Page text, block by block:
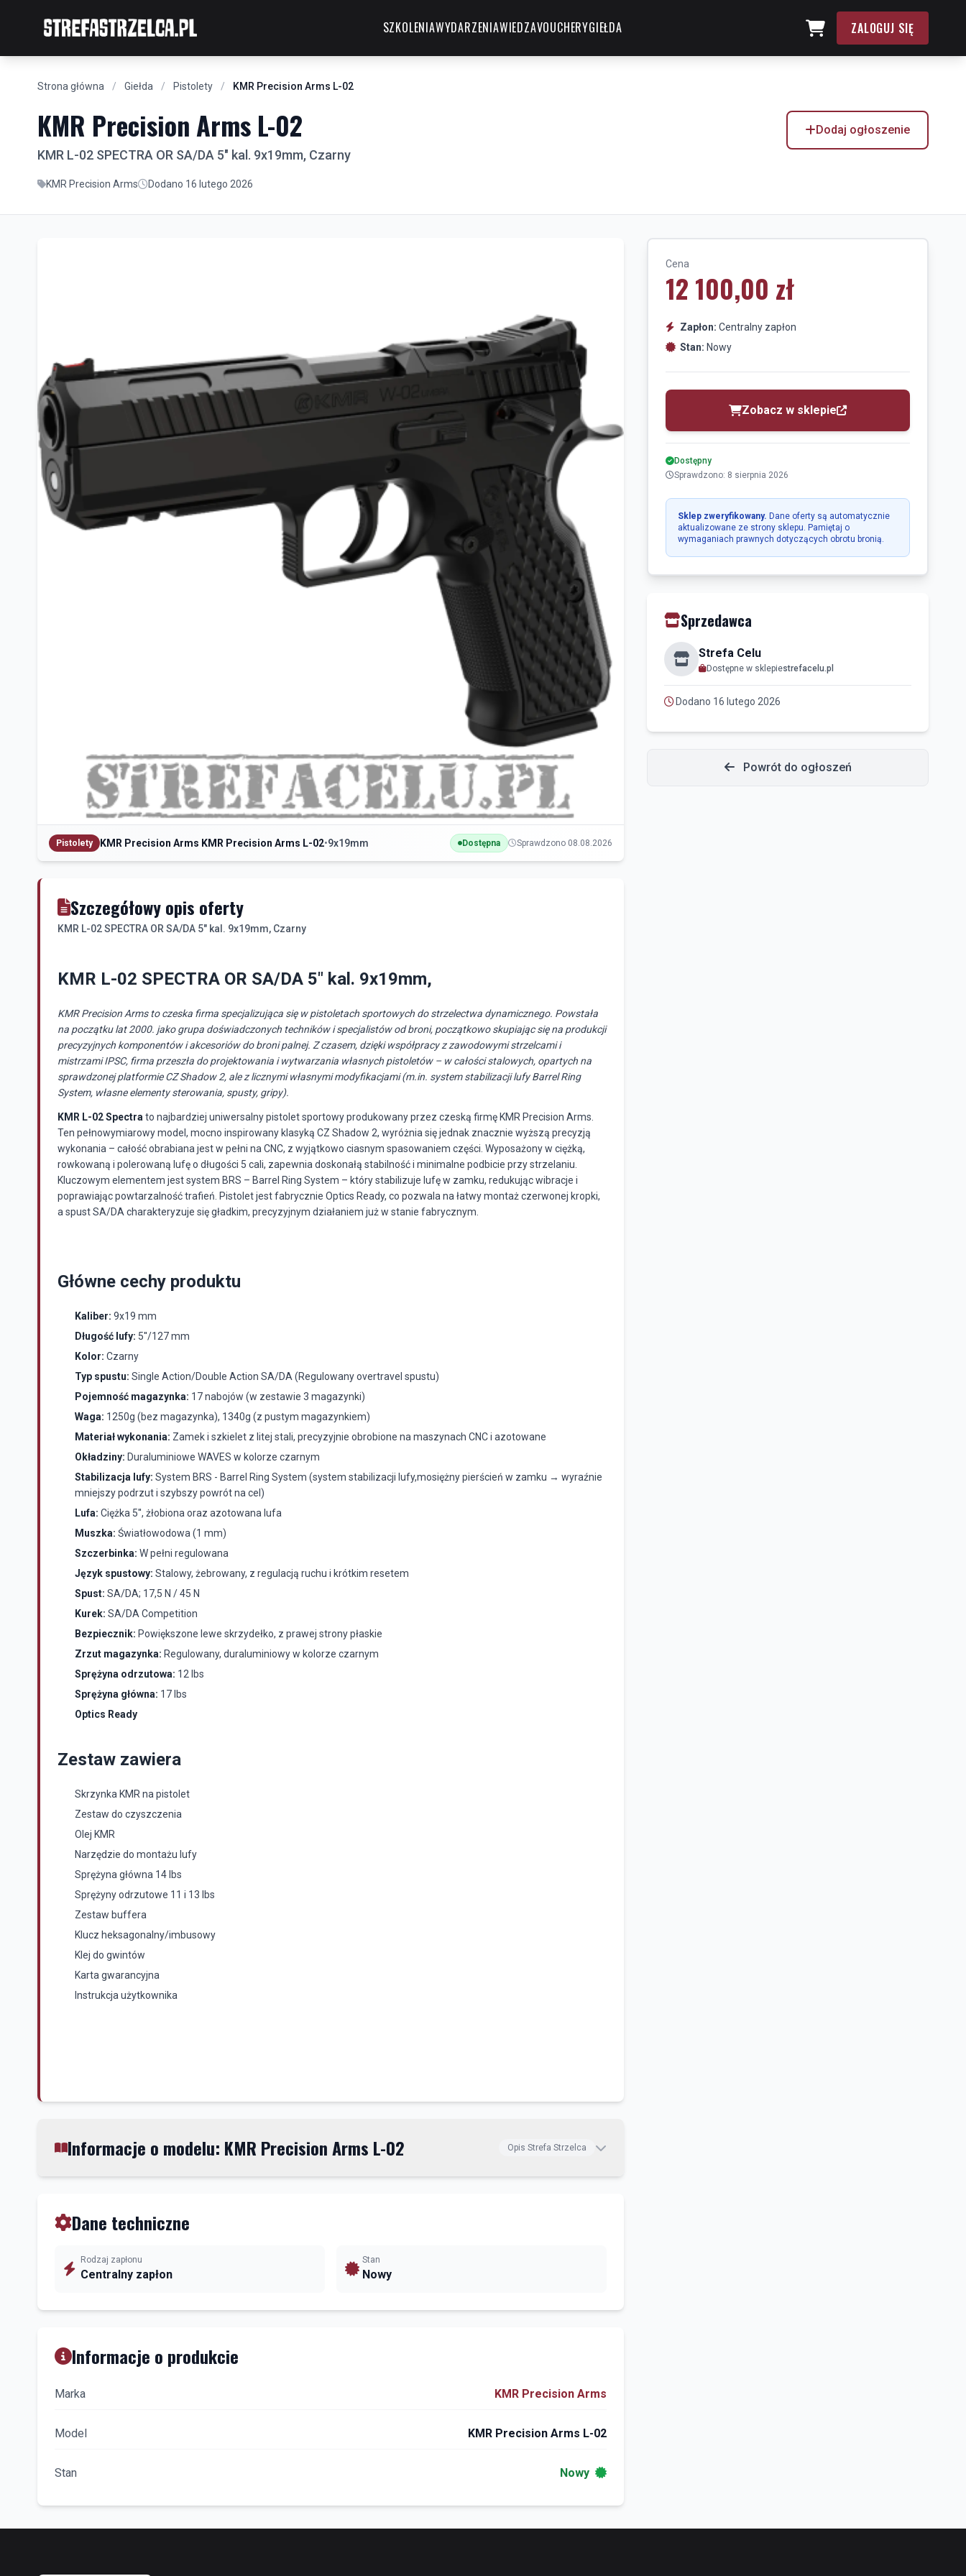
SZKOLENIAWYDARZENIAWIEDZAVOUCHERYGIEŁDA ZALOGUJ SIĘ
Strona główna / Giełda / Pistolety / KMR Precision Arms L-02
KMR Precision Arms L-02
KMR L-02 SPECTRA OR SA/DA 5" kal. 9x19mm, Czarny
Dodaj ogłoszenie
KMR Precision Arms Dodano 16 lutego 2026
Pistolety KMR Precision Arms KMR Precision Arms L-02•9x19mm Dostępna Sprawdzono 08.08.2026
Szczegółowy opis oferty
KMR L-02 SPECTRA OR SA/DA 5" kal. 9x19mm, Czarny
KMR L-02 SPECTRA OR SA/DA 5" kal. 9x19mm,
KMR Precision Arms to czeska firma specjalizująca się w pistoletach sportowych do strzelectwa dynamicznego. Powstała
na początku lat 2000. jako grupa doświadczonych techników i specjalistów od broni, początkowo skupiając się na produkcji
precyzyjnych komponentów i akcesoriów do broni palnej. Z czasem, dzięki współpracy z zawodowymi strzelcami i
mistrzami IPSC, firma przeszła do projektowania i wytwarzania własnych pistoletów – w całości stalowych, opartych na
sprawdzonej platformie CZ Shadow 2, ale z licznymi własnymi modyfikacjami (m.in. system stabilizacji lufy Barrel Ring
System, własne elementy sterowania, spusty, gripy).
KMR L-02 Spectra to najbardziej uniwersalny pistolet sportowy produkowany przez czeską firmę KMR Precision Arms.
Ten pełnowymiarowy model, mocno inspirowany klasyką CZ Shadow 2, wyróżnia się jednak znacznie wyższą precyzją
wykonania – całość obrabiana jest w pełni na CNC, z wyjątkowo ciasnym spasowaniem części. Wyposażony w ciężką,
rowkowaną i polerowaną lufę o długości 5 cali, zapewnia doskonałą stabilność i minimalne podbicie przy strzelaniu.
Kluczowym elementem jest system BRS – Barrel Ring System – który stabilizuje lufę w zamku, redukując wibracje i
poprawiając powtarzalność trafień. Pistolet jest fabrycznie Optics Ready, co pozwala na łatwy montaż czerwonej kropki,
a spust SA/DA charakteryzuje się gładkim, precyzyjnym działaniem już w stanie fabrycznym.
Główne cechy produktu
Kaliber: 9x19 mm
Długość lufy: 5''/127 mm
Kolor: Czarny
Typ spustu: Single Action/Double Action SA/DA (Regulowany overtravel spustu)
Pojemność magazynka: 17 nabojów (w zestawie 3 magazynki)
Waga: 1250g (bez magazynka), 1340g (z pustym magazynkiem)
Materiał wykonania: Zamek i szkielet z litej stali, precyzyjnie obrobione na maszynach CNC i azotowane
Okładziny: Duraluminiowe WAVES w kolorze czarnym
Stabilizacja lufy: System BRS - Barrel Ring System (system stabilizacji lufy,mosiężny pierścień w zamku → wyraźnie
mniejszy podrzut i szybszy powrót na cel)
Lufa: Ciężka 5'', żłobiona oraz azotowana lufa
Muszka: Światłowodowa (1 mm)
Szczerbinka: W pełni regulowana
Język spustowy: Stalowy, żebrowany, z regulacją ruchu i krótkim resetem
Spust: SA/DA; 17,5 N / 45 N
Kurek: SA/DA Competition
Bezpiecznik: Powiększone lewe skrzydełko, z prawej strony płaskie
Zrzut magazynka: Regulowany, duraluminiowy w kolorze czarnym
Sprężyna odrzutowa: 12 lbs
Sprężyna główna: 17 lbs
Optics Ready
Zestaw zawiera
Skrzynka KMR na pistolet
Zestaw do czyszczenia
Olej KMR
Narzędzie do montażu lufy
Sprężyna główna 14 lbs
Sprężyny odrzutowe 11 i 13 lbs
Zestaw buffera
Klucz heksagonalny/imbusowy
Klej do gwintów
Karta gwarancyjna
Instrukcja użytkownika
Informacje o modelu: KMR Precision Arms L-02 Opis Strefa Strzelca
Dane techniczne
Rodzaj zapłonu
Centralny zapłon
Stan
Nowy
Informacje o produkcie
Marka KMR Precision Arms
Model KMR Precision Arms L-02
Stan Nowy
Cena
12 100,00 zł
Zapłon: Centralny zapłon
Stan: Nowy
Zobacz w sklepie
Dostępny
Sprawdzono: 8 sierpnia 2026
Sklep zweryfikowany. Dane oferty są automatycznie
aktualizowane ze strony sklepu. Pamiętaj o
wymaganiach prawnych dotyczących obrotu bronią.
Sprzedawca
Strefa Celu
Dostępne w sklepiestrefacelu.pl
Dodano 16 lutego 2026
Powrót do ogłoszeń